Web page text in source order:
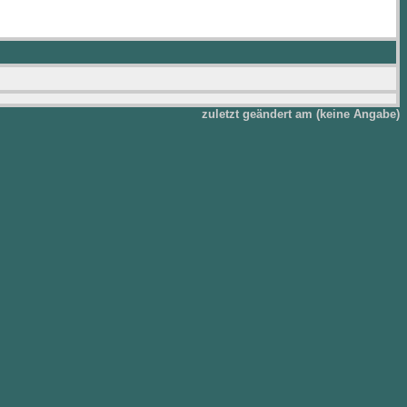
zuletzt geändert am (keine Angabe)